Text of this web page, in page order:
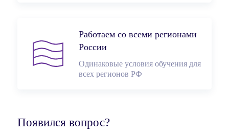
Работаем со всеми регионами
России
Одинаковые условия обучения для
всех регионов РФ
Появился вопрос?